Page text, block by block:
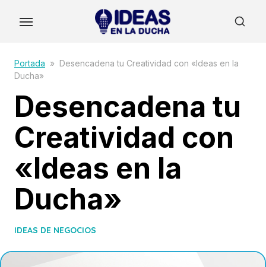
contentPortada » Desencadena tu Creatividad con «Ideas en la
Ducha»
Desencadena tu
Creatividad con
«Ideas en la
Ducha»
IDEAS DE NEGOCIOS